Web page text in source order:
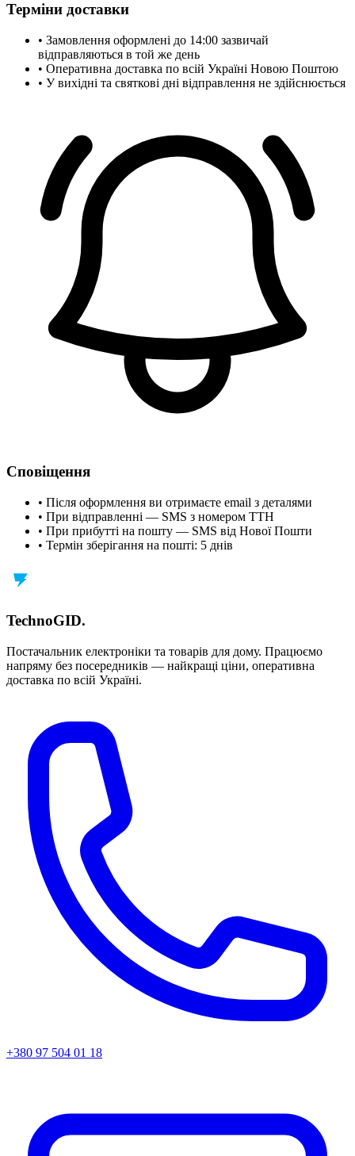
Терміни доставки
• Замовлення оформлені до 14:00 зазвичай
відправляються в той же день
• Оперативна доставка по всій Україні Новою Поштою
• У вихідні та святкові дні відправлення не здійснюється
Сповіщення
• Після оформлення ви отримаєте email з деталями
• При відправленні — SMS з номером ТТН
• При прибутті на пошту — SMS від Нової Пошти
• Термін зберігання на пошті: 5 днів
TechnoGID.
Постачальник електроніки та товарів для дому. Працюємо
напряму без посередників — найкращі ціни, оперативна
доставка по всій Україні.
+380 97 504 01 18